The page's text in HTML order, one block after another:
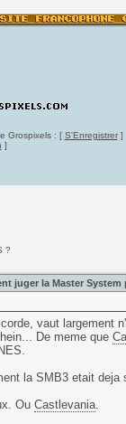
Grospixels : [ S'Enregistrer]
]
?
juger la Master System
vaut largement
hein... De meme que
la SMB3 etait deja
Ou Castlevania.